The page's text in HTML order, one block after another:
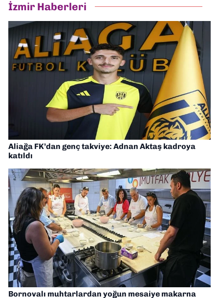
İzmir Haberleri
Aliağa FK’dan genç takviye: Adnan Aktaş kadroya
katıldı
Bornovalı muhtarlardan yoğun mesaiye makarna